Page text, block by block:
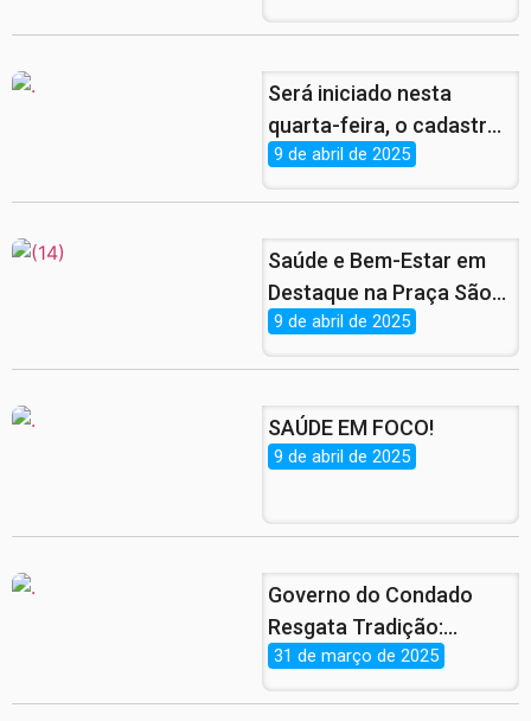
Será iniciado nesta
quarta-feira, o cadastro
para o Programa Peixe
9 de abril de 2025
Saúde e Bem-Estar em
Destaque na Praça São
Cristóvão em
9 de abril de 2025
SAÚDE EM FOCO!
9 de abril de 2025
Governo do Condado
Resgata Tradição:
Entrega de Peixe da
31 de março de 2025